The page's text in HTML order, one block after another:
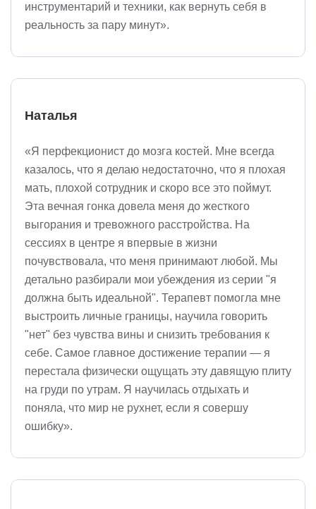
инструментарий и техники, как вернуть себя в
реальность за пару минут».
Наталья
«Я перфекционист до мозга костей. Мне всегда
казалось, что я делаю недостаточно, что я плохая
мать, плохой сотрудник и скоро все это поймут.
Эта вечная гонка довела меня до жесткого
выгорания и тревожного расстройства. На
сессиях в центре я впервые в жизни
почувствовала, что меня принимают любой. Мы
детально разбирали мои убеждения из серии "я
должна быть идеальной". Терапевт помогла мне
выстроить личные границы, научила говорить
"нет" без чувства вины и снизить требования к
себе. Самое главное достижение терапии — я
перестала физически ощущать эту давящую плиту
на груди по утрам. Я научилась отдыхать и
поняла, что мир не рухнет, если я совершу
ошибку».